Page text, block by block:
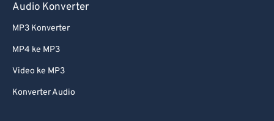
Audio Konverter
MP3 Konverter
MP4 ke MP3
Video ke MP3
Konverter Audio